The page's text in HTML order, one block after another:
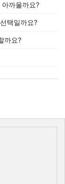
까울까요?
택일까요?
까요?